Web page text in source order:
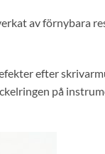
av förnybara
efter
på